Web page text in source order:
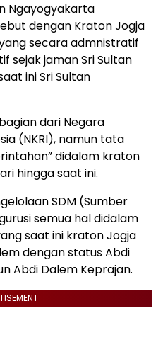
Ngayogyakarta
dengan Kraton Jogja
secara admnistratif
sejak jaman Sri Sultan
ini Sri Sultan
dari Negara
(NKRI), namun tata
didalam kraton
hingga saat ini.
SDM (Sumber
semua hal didalam
saat ini kraton Jogja
dengan status Abdi
Abdi Dalem Keprajan.